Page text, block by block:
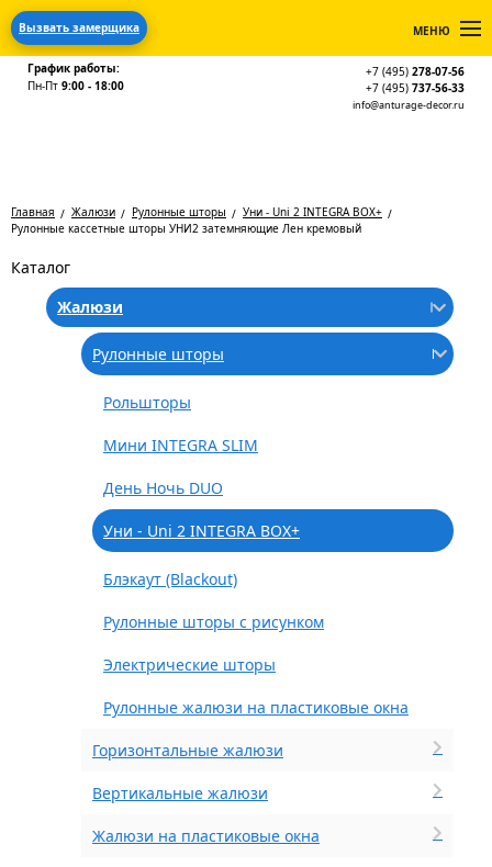
Вызвать замерщика МЕНЮ
График работы:
Пн-Пт 9:00 - 18:00
+7 (495) 278-07-56
+7 (495) 737-56-33
info@anturage-decor.ru
Главная Жалюзи Рулонные шторы
Уни - Uni 2 INTEGRA BOX+
Рулонные кассетные шторы УНИ2 затемняющие Лен кремовый
Каталог
Жалюзи
Рулонные шторы
Рольшторы
Мини INTEGRA SLIM
День Ночь DUO
Уни - Uni 2 INTEGRA BOX+
Блэкаут (Blackout)
Рулонные шторы с рисунком
Электрические шторы
Рулонные жалюзи на пластиковые окна
Горизонтальные жалюзи
Вертикальные жалюзи
Жалюзи на пластиковые окна